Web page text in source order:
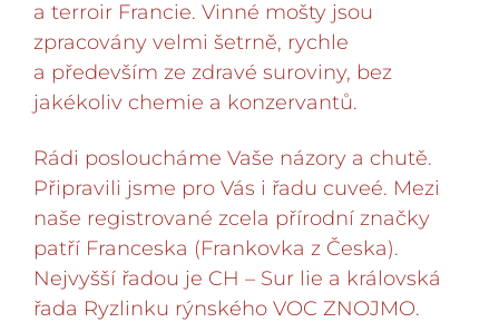
a terroir Francie. Vinné mošty jsou
zpracovány velmi šetrně, rychle
a především ze zdravé suroviny, bez
jakékoliv chemie a konzervantů.
Rádi posloucháme Vaše názory a chutě.
Připravili jsme pro Vás i řadu cuveé. Mezi
naše registrované zcela přírodní značky
patří Franceska (Frankovka z Česka).
Nejvyšší řadou je CH – Sur lie a královská
řada Ryzlinku rýnského VOC ZNOJMO.